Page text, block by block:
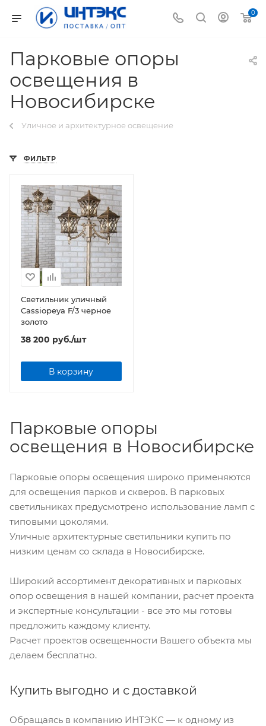
0
Парковые опоры
освещения в
Новосибирске
Уличное и архитектурное освещение
ФИЛЬТР
Светильник уличный
Cassiopeya F/3 черное
золото
38 200 руб./шт
В корзину
Парковые опоры
освещения в Новосибирске
Парковые опоры освещения широко применяются
для освещения парков и скверов. В парковых
светильниках предусмотрено использование ламп с
типовыми цоколями.
Уличные архитектурные светильники купить по
низким ценам со склада в Новосибирске.
Широкий ассортимент декоративных и парковых
опор освещения в нашей компании, расчет проекта
и экспертные консультации - все это мы готовы
предложить каждому клиенту.
Расчет проектов освещенности Вашего объекта мы
делаем бесплатно.
Купить выгодно и с доставкой
Обращаясь в компанию ИНТЭКС — к одному из